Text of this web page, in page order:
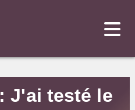
J'ai testé le